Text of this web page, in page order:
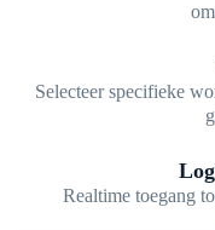
Selecteer specifieke
Realtime toegang